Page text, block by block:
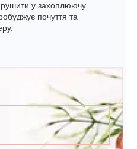
у захоплюючу
почуття та